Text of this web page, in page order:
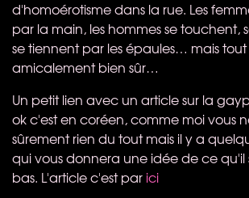
d'homoérotisme dans la rue. Les
par la main, les hommes se touchent,
se tiennent par les épaules… mais
amicalement bien sûr…
Un petit lien avec un article sur la
ok c'est en coréen, comme moi vous
sûrement rien du tout mais il y a
qui vous donnera une idée de ce qu'il
bas. L'article c'est par ici